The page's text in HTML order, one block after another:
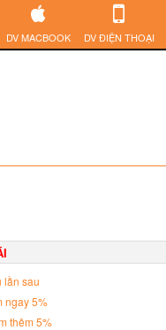
DV MACBOOK DV ĐIỆN THOẠI
lần sau
ngay 5%
thêm 5%